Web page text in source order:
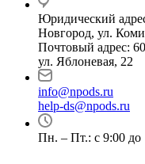
Юридический
Новгород, ул.
Почтовый адрес:
ул. Яблоневая, 22
info@npods.ru
help-ds@npods.ru
Пн. – Пт.: с 9:00 до